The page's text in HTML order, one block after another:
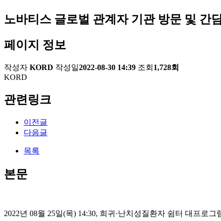
노바티스 글로벌 관계자 기관 방문 및 간
페이지 정보
작성자 KORD 작성일2022-08-30 14:39 조회 1,728회
KORD
관련링크
이전글
다음글
목록
본문
2022년 08월 25일(목) 14:30, 희귀 ·난치성질환자 쉼터 대프로그